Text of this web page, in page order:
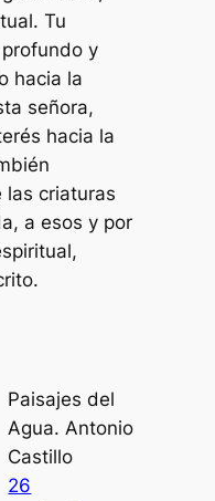
Tu
y
hacia la
señora,
hacia la
las criaturas
a esos y por
Paisajes del
Agua. Antonio
Castillo
26